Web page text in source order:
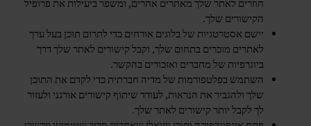
חוזרים לאתר שלך מאתרים אחרים, ומשפר ביעילות את פרופיל
הקישורים שלך.
יישם אסטרטגיות של בלוגים אורחים כדי לתרום תוכן בעל ערך
לאתרים מוכרים בתחום שלך, וקבל קישורים לאתר שלך דרך
ביוגרפיות של מחברים ואזכורים בהקשר.
השתמש בפלטפורמות של מדיה חברתית כדי לקדם את התוכן
שלך ולהגביר את הנראות, לעודד שיתוף קישורים אורגני ולעזור
לך לקבל יותר קישורים לאתר שלך.